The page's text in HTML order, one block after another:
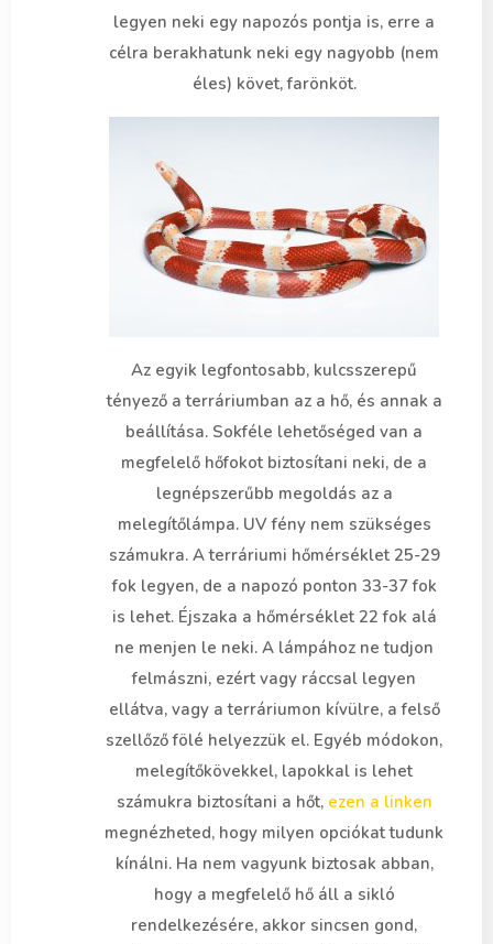
legyen neki egy napozós pontja is, erre a
célra berakhatunk neki egy nagyobb (nem
éles) követ, farönköt.
Az egyik legfontosabb, kulcsszerepű
tényező a terráriumban az a hő, és annak a
beállítása. Sokféle lehetőséged van a
megfelelő hőfokot biztosítani neki, de a
legnépszerűbb megoldás az a
melegítőlámpa. UV fény nem szükséges
számukra. A terráriumi hőmérséklet 25-29
fok legyen, de a napozó ponton 33-37 fok
is lehet. Éjszaka a hőmérséklet 22 fok alá
ne menjen le neki. A lámpához ne tudjon
felmászni, ezért vagy ráccsal legyen
ellátva, vagy a terráriumon kívülre, a felső
szellőző fölé helyezzük el. Egyéb módokon,
melegítőkövekkel, lapokkal is lehet
számukra biztosítani a hőt, ezen a linken
megnézheted, hogy milyen opciókat tudunk
kínálni. Ha nem vagyunk biztosak abban,
hogy a megfelelő hő áll a sikló
rendelkezésére, akkor sincsen gond,